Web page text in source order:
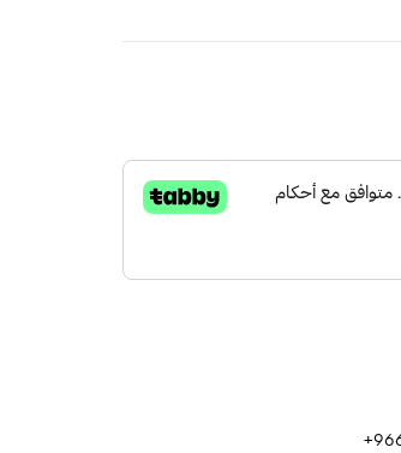
لتعزيز الأناقة
الظل.